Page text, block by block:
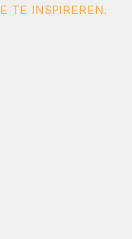
TE INSPIREREN.